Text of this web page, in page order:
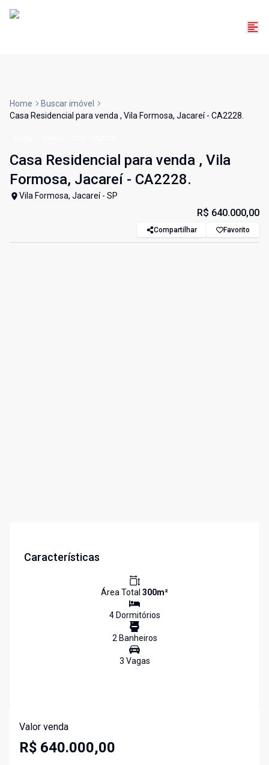
Home
Buscar imóvel
Casa Residencial para venda , Vila Formosa, Jacareí - CA2228.
Casa Residencial para venda , Vila
Formosa, Jacareí - CA2228.
Vila Formosa, Jacareí - SP
R$ 640.000,00
Compartilhar Favorito
Características
Área Total 300m²
4Dormitórios
2Banheiros
3 Vagas
Valor venda
R$ 640.000,00